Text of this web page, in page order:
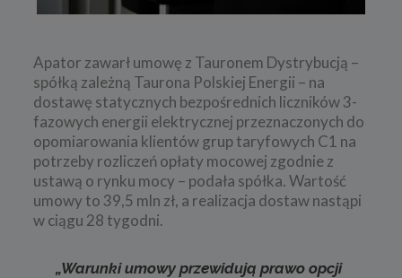
Apator zawarł umowę z Tauronem Dystrybucją –
spółką zależną Taurona Polskiej Energii – na
dostawę statycznych bezpośrednich liczników 3-
fazowych energii elektrycznej przeznaczonych do
opomiarowania klientów grup taryfowych C1 na
potrzeby rozliczeń opłaty mocowej zgodnie z
ustawą o rynku mocy – podała spółka. Wartość
umowy to 39,5 mln zł, a realizacja dostaw nastąpi
w ciągu 28 tygodni.
„Warunki umowy przewidują prawo opcji